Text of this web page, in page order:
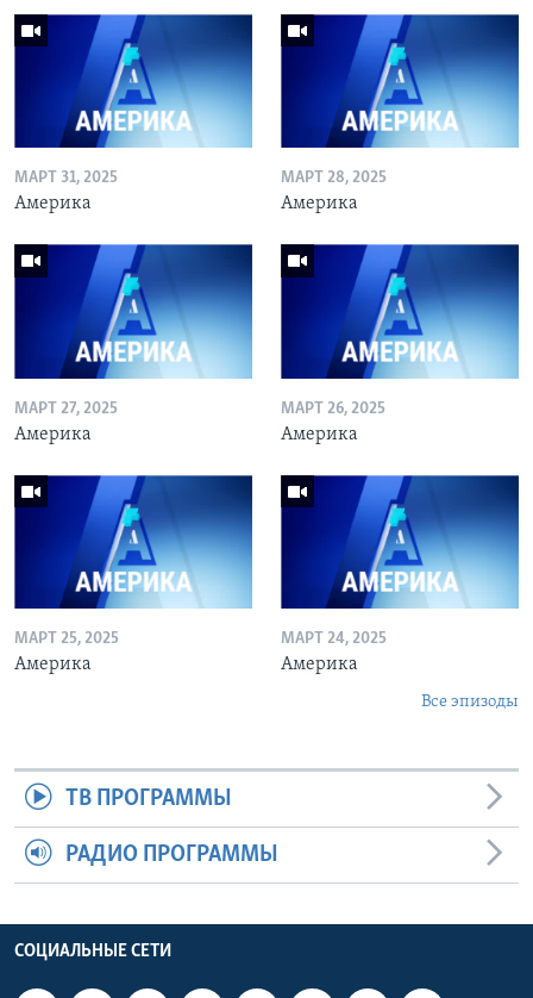
МАРТ 31, 2025
Америка
МАРТ 28, 2025
Америка
МАРТ 27, 2025
Америка
МАРТ 26, 2025
Америка
МАРТ 25, 2025
Америка
МАРТ 24, 2025
Америка
Все эпизоды
ТВ ПРОГРАММЫ
РАДИО ПРОГРАММЫ
СОЦИАЛЬНЫЕ СЕТИ